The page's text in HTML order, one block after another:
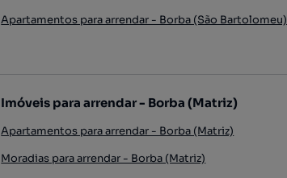
Apartamentos para arrendar - Borba (São Bartolomeu)
Imóveis para arrendar - Borba (Matriz)
Apartamentos para arrendar - Borba (Matriz)
Moradias para arrendar - Borba (Matriz)